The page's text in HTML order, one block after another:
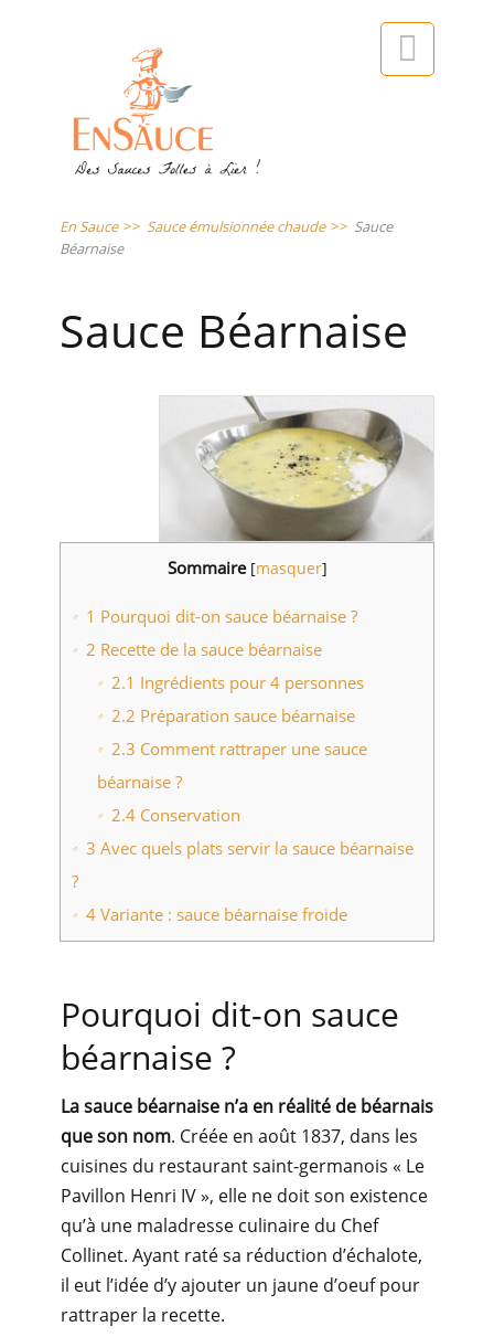

En Sauce >> Sauce émulsionnée chaude >> Sauce
Béarnaise
Sauce Béarnaise
Sommaire [masquer]
1 Pourquoi dit-on sauce béarnaise ?
2 Recette de la sauce béarnaise
2.1 Ingrédients pour 4 personnes
2.2 Préparation sauce béarnaise
2.3 Comment rattraper une sauce
béarnaise ?
2.4Conservation
3 Avec quels plats servir la sauce béarnaise
?
4 Variante : sauce béarnaise froide
Pourquoi dit-on sauce
béarnaise ?
La sauce béarnaise n’a en réalité de béarnais
que son nom. Créée en août 1837, dans les
cuisines du restaurant saint-germanois « Le
Pavillon Henri IV », elle ne doit son existence
qu’à une maladresse culinaire du Chef
Collinet. Ayant raté sa réduction d’échalote,
il eut l’idée d’y ajouter un jaune d’oeuf pour
rattraper la recette.